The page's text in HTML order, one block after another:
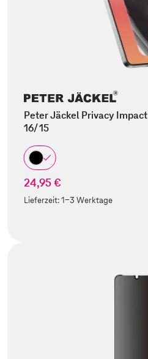
Peter Jäckel Privacy
16/ 15
24,95 €
Lieferzeit:1-3 Werktage